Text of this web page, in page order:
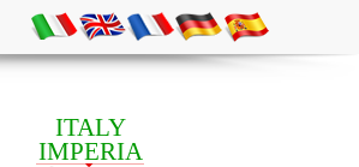
ITALY
IMPERIA